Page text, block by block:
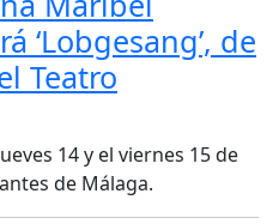
‘Lobgesang’, de
Teatro
14 y el viernes 15 de
de Málaga.